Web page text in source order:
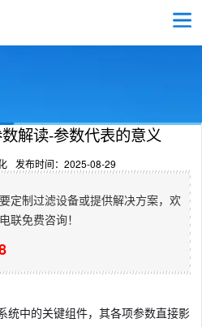
解读-参数代表的意义
发布时间：2025-08-29
定制过滤设备或提供解决方案，欢
联免费咨询！
统中的关键组件，其各项参数直接影